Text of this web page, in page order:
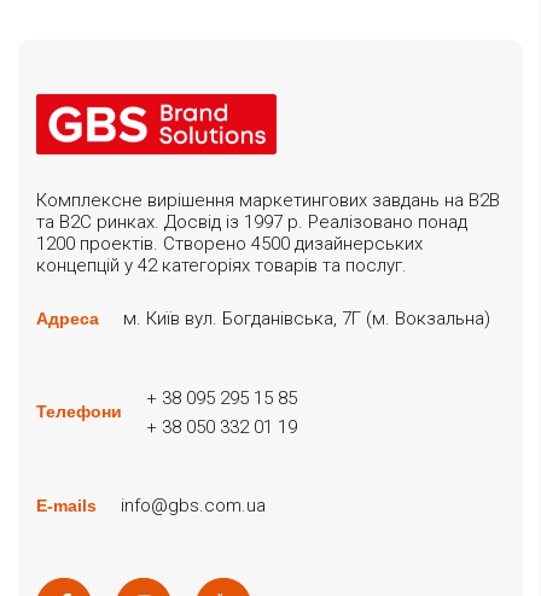
Комплексне вирішення маркетингових завдань на B2B
та B2C ринках. Досвід із 1997 р. Реалізовано понад
1200 проектів. Створено 4500 дизайнерських
концепцій у 42 категоріях товарів та послуг.
Адреса м. Київ вул. Богданівська, 7Г (м. Вокзальна)
Телефони
+ 38 095 295 15 85
+ 38 050 332 01 19
E-mails info@gbs.com.ua